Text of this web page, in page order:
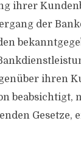
ihrer
der
ihren
Gesetze,